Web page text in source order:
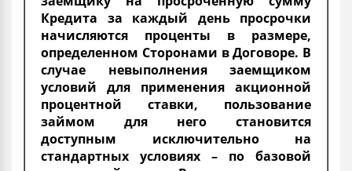
Кредита за каждый день просрочки
начисляются проценты в размере,
определенном Сторонами в Договоре. В
случае невыполнения заемщиком
условий для применения акционной
процентной ставки, пользование
займом для него становится
доступным исключительно на
стандартных условиях – по базовой